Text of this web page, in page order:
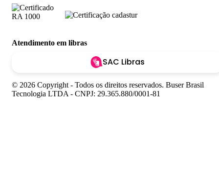
Atendimento em libras
SAC Libras
© 2026 Copyright - Todos os direitos reservados. Buser Brasil
Tecnologia LTDA - CNPJ: 29.365.880/0001-81